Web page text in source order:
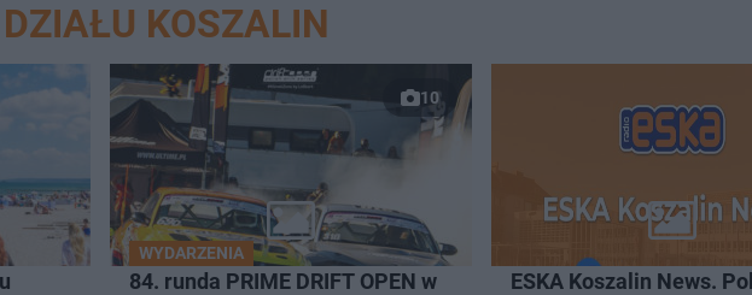
KOSZALIN
10
WYDARZENIA
84. runda PRIME DRIFT OPEN w
ESKA Koszalin News.